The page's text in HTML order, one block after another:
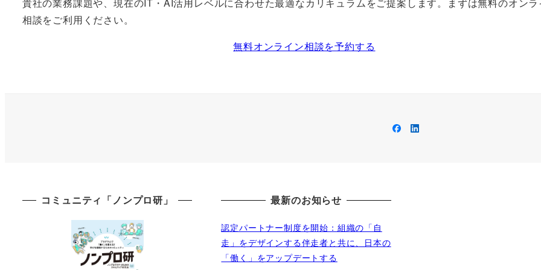
貴社の業務課題や、現在のIT・AI活用レベルに合わせた最適なカリキュラムをご提案します。まずは無料のオン
相談をご利用ください。
無料オンライン相談を予約する
Facebook
LinkedIn
コミュニティ「ノンプロ研」 最新のお知らせ
認定パートナー制度を開始：組織の「自
走」をデザインする伴走者と共に、日本の
「働く」をアップデートする